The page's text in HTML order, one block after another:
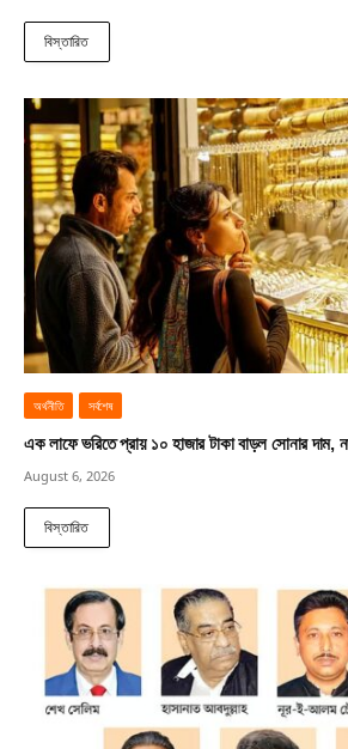
বিস্তারিত
অর্থনীতি সর্বশেষ
এক লাফে ভরিতে প্রায় ১০ হাজার টাকা বাড়ল সোনার দাম,
August 6, 2026
বিস্তারিত